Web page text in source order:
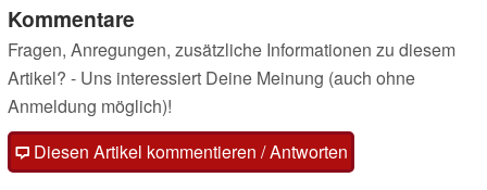
Kommentare
Fragen, Anregungen, zusätzliche Informationen zu diesem
Artikel? - Uns interessiert Deine Meinung (auch ohne
Anmeldung möglich)!
Diesen Artikel kommentieren / Antworten